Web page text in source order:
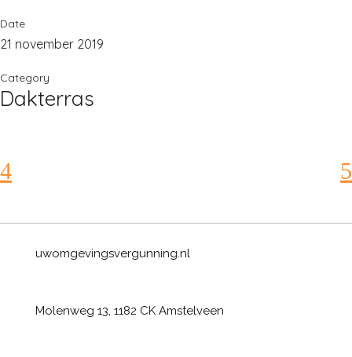
Date
21 november 2019
Category
Dakterras
uwomgevingsvergunning.nl
Molenweg 13, 1182 CK Amstelveen